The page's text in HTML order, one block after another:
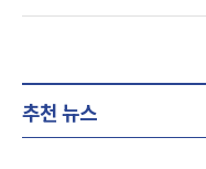
추천 뉴스